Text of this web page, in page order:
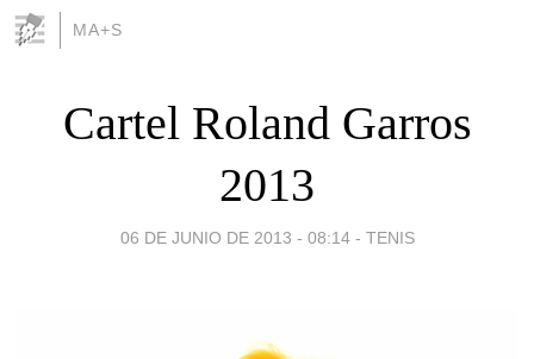
MA+S
Cartel Roland Garros
2013
06 DE JUNIO DE 2013 - 08:14 - TENIS